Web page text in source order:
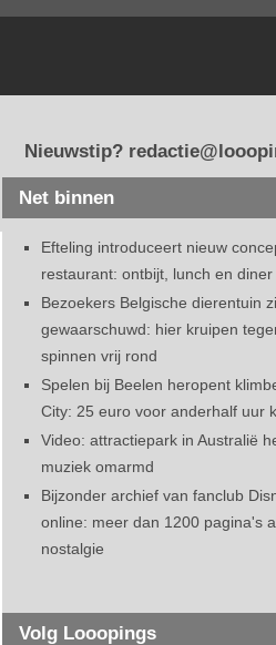
Nieuwstip?
Net binnen
Efteling introduceert nieuw
restaurant: ontbijt, lunch en diner
Bezoekers Belgische dierentuin
gewaarschuwd: hier kruipen
spinnen vrij rond
Spelen bij Beelen heropent
City: 25 euro voor anderhalf uur
Video: attractiepark in Australië
muziek omarmd
Bijzonder archief van fanclub
online: meer dan 1200 pagina's
nostalgie
Volg Looopings